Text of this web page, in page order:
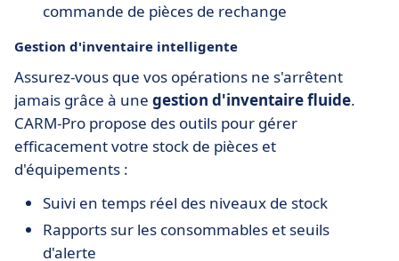
commande de pièces de rechange
Gestion d'inventaire intelligente
Assurez-vous que vos opérations ne s'arrêtent
jamais grâce à une gestion d'inventaire fluide.
CARM-Pro propose des outils pour gérer
efficacement votre stock de pièces et
d'équipements :
Suivi en temps réel des niveaux de stock
Rapports sur les consommables et seuils
d'alerte